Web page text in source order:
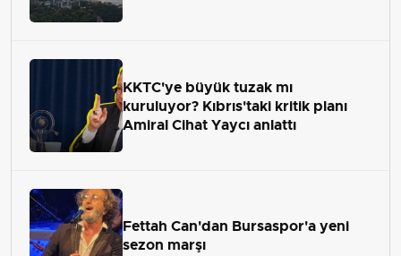
KKTC'ye büyük tuzak mı
kuruluyor? Kıbrıs'taki kritik planı
Amiral Cihat Yaycı anlattı
Fettah Can'dan Bursaspor'a yeni
sezon marşı